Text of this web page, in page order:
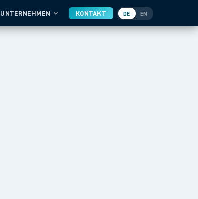
UNTERNEHMEN KONTAKT DE EN